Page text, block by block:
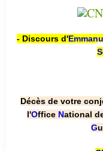
- Discours d'
Décès de votre
l'Office National
G